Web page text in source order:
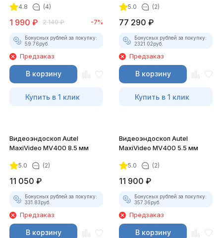
4.8 (4)
1 990 ₽ 2 140 ₽ -7%
Бонусных рублей за покупку:
59.76руб.
Предзаказ
В корзину
Купить в 1 клик
5.0 (2)
77 290 ₽
Бонусных рублей за покупку:
2321.02руб.
Предзаказ
В корзину
Купить в 1 клик
Видеоэндоскоп Autel
MaxiVideo MV400 8.5 мм
5.0 (2)
11 050 ₽
Бонусных рублей за покупку:
331.83руб.
Предзаказ
В корзину
Видеоэндоскоп Autel
MaxiVideo MV400 5.5 мм
5.0 (2)
11 900 ₽
Бонусных рублей за покупку:
357.36руб.
Предзаказ
В корзину